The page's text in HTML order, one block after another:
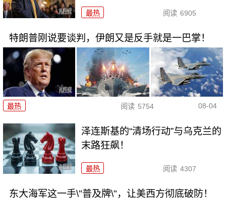
最热 阅读 6905
特朗普刚说要谈判，伊朗又是反手就是一巴掌！
最热 阅读 5754 08-04
泽连斯基的“清场行动”与乌克兰的
末路狂飙！
最热 阅读 4307
东大海军这一手\"普及牌\"，让美西方彻底破防！